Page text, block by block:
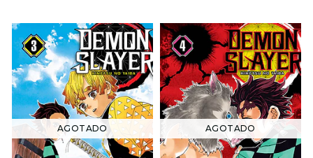
AGOTADO AGOTADO